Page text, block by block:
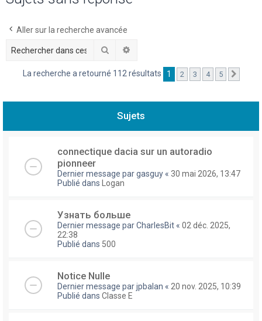
Aller sur la recherche avancée
Rechercher
La recherche a retourné 112 résultats 1 2 3 4 5
Sujets
connectique dacia sur un autoradio
pionneer
Dernier message pargasguy « 30 mai 2026, 13:47
Publié dans
Logan
Узнать больше
Dernier message parCharlesBit « 02 déc. 2025,
22:38
Publié dans 500
Notice Nulle
Dernier message parjpbalan « 20 nov. 2025, 10:39
Publié dans Classe E